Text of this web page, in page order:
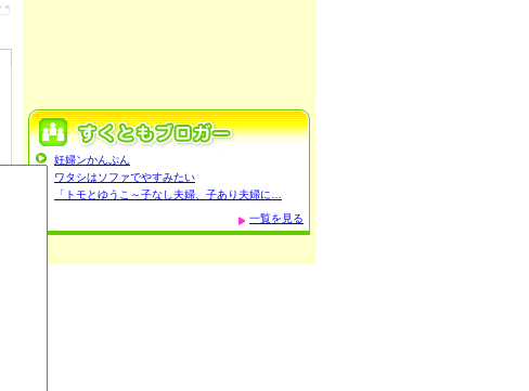
妊婦ンかんぷん
ワタシはソファでやすみたい
「トモとゆうこ～子なし夫婦、子あり夫婦に…
一覧を見る